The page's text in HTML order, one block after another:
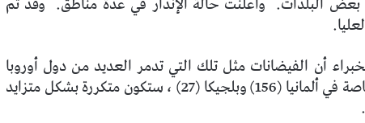
أن الفيضانات مثل تلك التي تدمر العديد من دول أوروبا
الوسطى والتي خلفت بالفعل عشرات القتلى ، خاصة في ألمانيا (156) وبلجيكا (27) ، ستكون متكررة بشكل متزايد